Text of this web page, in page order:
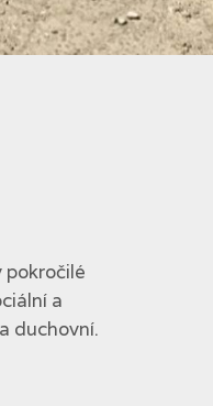
pokročilé
a
duchovní.